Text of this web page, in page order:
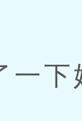
下